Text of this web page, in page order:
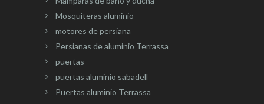
Mosquiteras aluminio
motores de persiana
Persianas de aluminio Terrassa
puertas
puertas aluminio sabadell
Puertas aluminio Terrassa